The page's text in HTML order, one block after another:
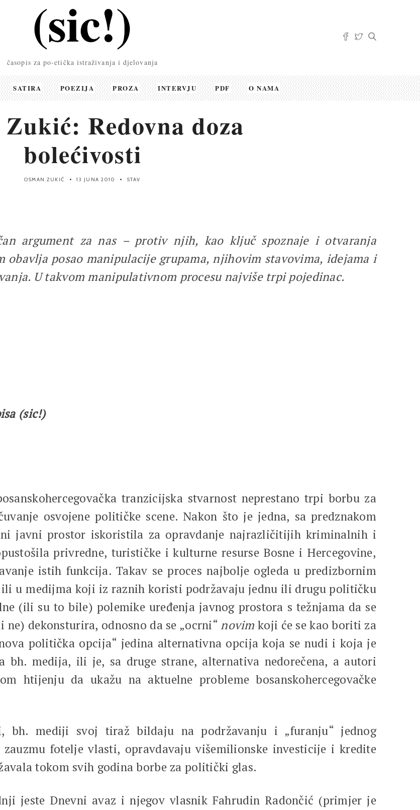
časopis za po-etička istraživanja i djelovanja
SATIRA POEZIJA PROZA INTERVJU PDF O NAMA
Redovna doza
bolećivosti
OSMAN ZUKIĆ 13 JUNA 2010 STAV
argument za nas – protiv njih, kao ključ spoznaje i otvaranja
obavlja posao manipulacije grupama, njihovim stavovima, idejama i
U takvom manipulativnom procesu najviše trpi pojedinac.
(sic!)
tranzicijska stvarnost neprestano trpi borbu za
osvojene političke scene. Nakon što je jedna, sa predznakom
javni prostor iskoristila za opravdanje najrazličitijih kriminalnih i
privredne, turističke i kulturne resurse Bosne i Hercegovine,
istih funkcija. Takav se proces najbolje ogleda u predizbornim
u medijma koji iz raznih koristi podržavaju jednu ili drugu političku
(ili su to bile) polemike uređenja javnog prostora s težnjama da se
dekonsturira, odnosno da se „ocrni“novim koji će se kao boriti za
politička opcija“ jedina alternativna opcija koja se nudi i koja je
medija, ili je, sa druge strane, alternativa nedorečena, a autori
htijenju da ukažu na aktuelne probleme bosanskohercegovačke
bh. mediji svoj tiraž bildaju na podržavanju i „furanju“ jednog
fotelje vlasti, opravdavaju višemilionske investicije i kredite
tokom svih godina borbe za politički glas.
jeste Dnevni avaz i njegov vlasnik Fahrudin Radončić (primjer je